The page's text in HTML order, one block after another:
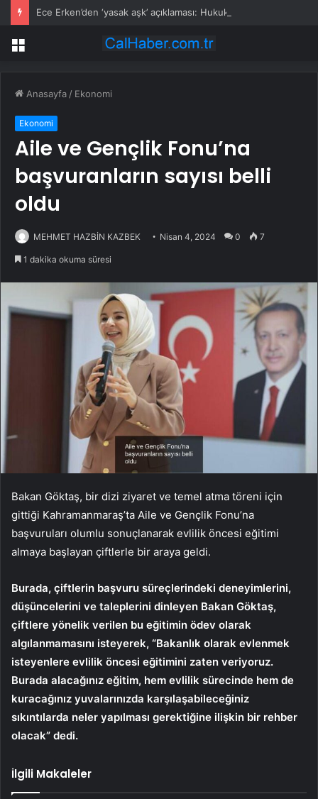
Menü
Anasayfa / Ekonomi
Ekonomi
Aile ve Gençlik Fonu’na
başvuranların sayısı belli
oldu
MEHMET HAZBİN KAZBEK Nisan 4, 2024 0 7
1 dakika okuma süresi
Bakan Göktaş, bir dizi ziyaret ve temel atma töreni için
gittiği Kahramanmaraş’ta Aile ve Gençlik Fonu’na
başvuruları olumlu sonuçlanarak evlilik öncesi eğitimi
almaya başlayan çiftlerle bir araya geldi.
Burada, çiftlerin başvuru süreçlerindeki deneyimlerini,
düşüncelerini ve taleplerini dinleyen Bakan Göktaş,
çiftlere yönelik verilen bu eğitimin ödev olarak
algılanmamasını isteyerek, “Bakanlık olarak evlenmek
isteyenlere evlilik öncesi eğitimini zaten veriyoruz.
Burada alacağınız eğitim, hem evlilik sürecinde hem de
kuracağınız yuvalarınızda karşılaşabileceğiniz
sıkıntılarda neler yapılması gerektiğine ilişkin bir rehber
olacak” dedi.
İlgili Makaleler